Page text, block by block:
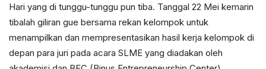
Hari yang di tunggu-tunggu pun tiba. Tanggal 22 Mei kemarin
tibalah giliran gue bersama rekan kelompok untuk
menampilkan dan mempresentasikan hasil kerja kelompok di
depan para juri pada acara SLME yang diadakan oleh